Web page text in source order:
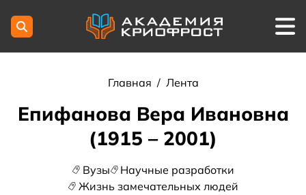
Главная / Лента
Епифанова Вера Ивановна
(1915 – 2001)
Вузы
Научные разработки
Жизнь замечательных людей